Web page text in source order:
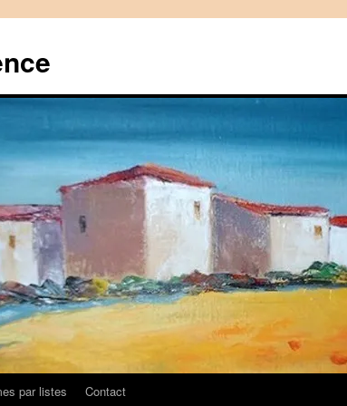
par listes Contact